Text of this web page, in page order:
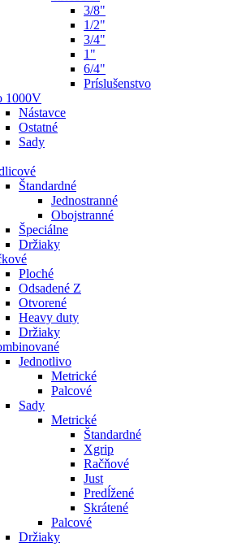
3/8"
1/2"
3/4"
1"
6/4"
Príslušenstvo
1000V
Nástavce
Ostatné
Sady
Štandardné
Jednostranné
Obojstranné
Špeciálne
Držiaky
Ploché
Odsadené Z
Otvorené
Heavy duty
Držiaky
Jednotlivo
Metrické
Palcové
Sady
Metrické
Štandardné
Xgrip
Račňové
Just
Predĺžené
Skrátené
Palcové
Držiaky